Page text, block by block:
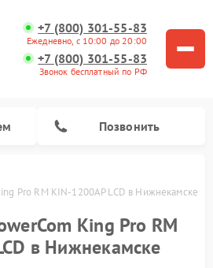
+7 (800) 301-55-83
Ежедневно, с 10:00 до 20:00
+7 (800) 301-55-83
Звонок бесплатный по РФ
Позвонить
Pro RM KIN-1200AP LCD в Нижнекамске
King Pro RM
в Нижнекамске